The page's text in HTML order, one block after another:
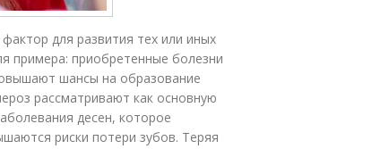
для развития тех или иных
примера: приобретенные болезни
шансы на образование
рассматривают как основную
десен, которое
риски потери зубов. Теряя